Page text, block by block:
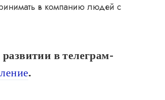
в компанию людей с
в телеграм-
.